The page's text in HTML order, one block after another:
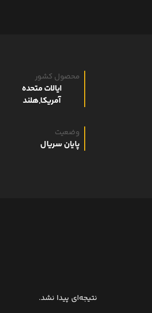
محصول کشور
ایالات متحده
آمریکا,هلند
وضعیت
پایان سریال
نتیجه‌ای پیدا نشد.